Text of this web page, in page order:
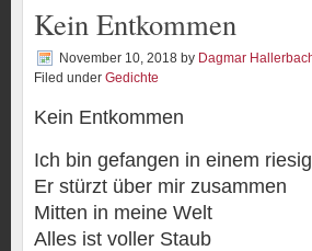
Kein Entkommen
November 10, 2018 by Dagmar
Filed under Gedichte
Kein Entkommen
Ich bin gefangen in einem
Er stürzt über mir zusammen
Mitten in meine Welt
Alles ist voller Staub